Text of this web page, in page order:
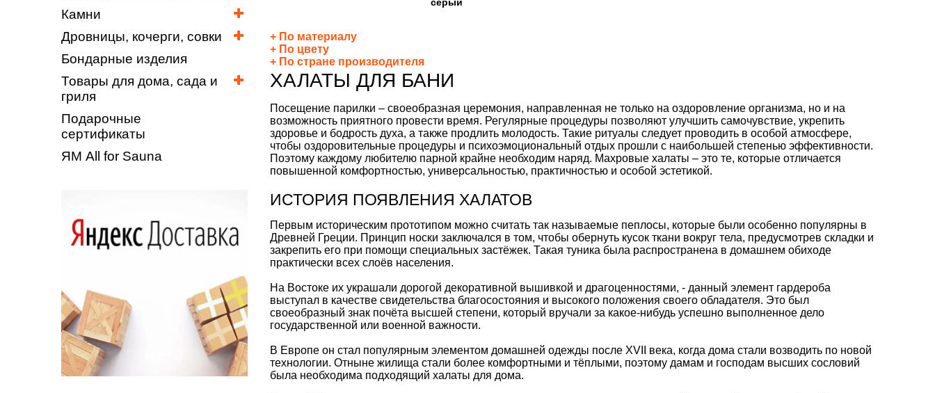
Камни
Дровницы, кочерги, совки
Бондарные изделия
Товары для дома, сада и
гриля
Подарочные
сертификаты
ЯМ All for Sauna
По материалу
По цвету
По стране производителя
ХАЛАТЫ ДЛЯ БАНИ
Посещение парилки – своеобразная церемония, направленная не только на оздоровление организма, но и на
возможность приятного провести время. Регулярные процедуры позволяют улучшить самочувствие, укрепить
здоровье и бодрость духа, а также продлить молодость. Такие ритуалы следует проводить в особой атмосфере,
чтобы оздоровительные процедуры и психоэмоциональный отдых прошли с наибольшей степенью эффективности.
Поэтому каждому любителю парной крайне необходим наряд. Махровые халаты – это те, которые отличается
повышенной комфортностью, универсальностью, практичностью и особой эстетикой.
ИСТОРИЯ ПОЯВЛЕНИЯ ХАЛАТОВ
Первым историческим прототипом можно считать так называемые пеплосы, которые были особенно популярны в
Древней Греции. Принцип носки заключался в том, чтобы обернуть кусок ткани вокруг тела, предусмотрев складки и
закрепить его при помощи специальных застёжек. Такая туника была распространена в домашнем обиходе
практически всех слоёв населения.
На Востоке их украшали дорогой декоративной вышивкой и драгоценностями, - данный элемент гардероба
выступал в качестве свидетельства благосостояния и высокого положения своего обладателя. Это был
своеобразный знак почёта высшей степени, который вручали за какое-нибудь успешно выполненное дело
государственной или военной важности.
В Европе он стал популярным элементом домашней одежды после XVII века, когда дома стали возводить по новой
технологии. Отныне жилища стали более комфортными и тёплыми, поэтому дамам и господам высших сословий
была необходима подходящий халаты для дома.